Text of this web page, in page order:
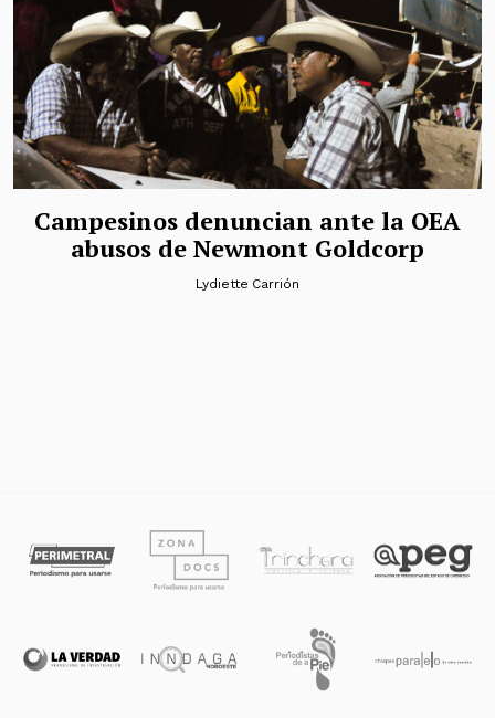
Campesinos denuncian ante la OEA
abusos de Newmont Goldcorp
Lydiette Carrión